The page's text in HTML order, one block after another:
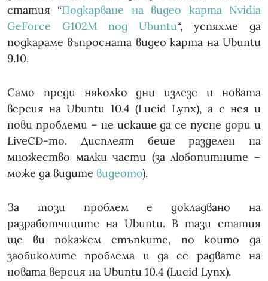
статия “Подкарване на видео карта Nvidia
GeForce G102M под Ubuntu“, успяхме да
подкараме въпросната видео карта на Ubuntu
9.10.
Само преди няколко дни излезе и новата
версия на Ubuntu 10.4 (Lucid Lynx), а с нея и
нови проблеми – не искаше да се пусне дори и
LiveCD-то. Дисплеят беше разделен на
множество малки части (за любопитните –
може да видите видеото).
За този проблем е докладвано на
разработчиците на Ubuntu. В тази статия
ще ви покажем стъпките, по които да
заобиколите проблема и да се радвате на
новата версия на Ubuntu 10.4 (Lucid Lynx).